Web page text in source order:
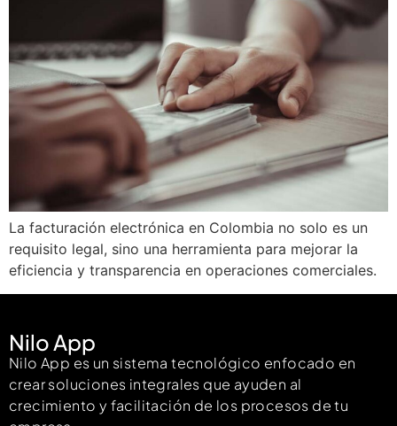
La facturación electrónica en Colombia no solo es un
requisito legal, sino una herramienta para mejorar la
eficiencia y transparencia en operaciones comerciales.
Nilo App
Nilo App es un sistema tecnológico enfocado en
crear soluciones integrales que ayuden al
crecimiento y facilitación de los procesos de tu